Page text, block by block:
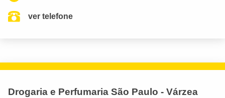
ver telefone
Drogaria e Perfumaria São Paulo - Várzea